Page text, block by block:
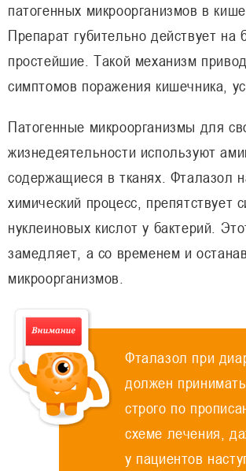
патогенных микроорганизмов в
Препарат губительно действует на
простейшие. Такой механизм
симптомов поражения кишечника,
Патогенные микроорганизмы для
жизнедеятельности используют
содержащиеся в тканях. Фталазол
химический процесс, препятствует
нуклеиновых кислот у бактерий.
замедляет, а со временем и
микроорганизмов.
Фталазол при
должен
строго по
схеме лечения,
у пациентов